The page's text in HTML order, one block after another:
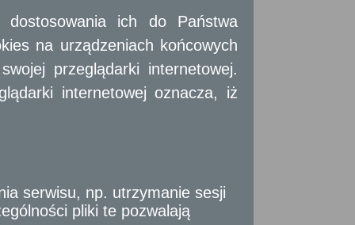
samorządu terytorialnego, organów
w związku z wykonywanymi
ich do Państwa
na urządzeniach końcowych
przeglądarki internetowej.
internetowej oznacza, iż
serwisu, np. utrzymanie sesji
pliki te pozwalają